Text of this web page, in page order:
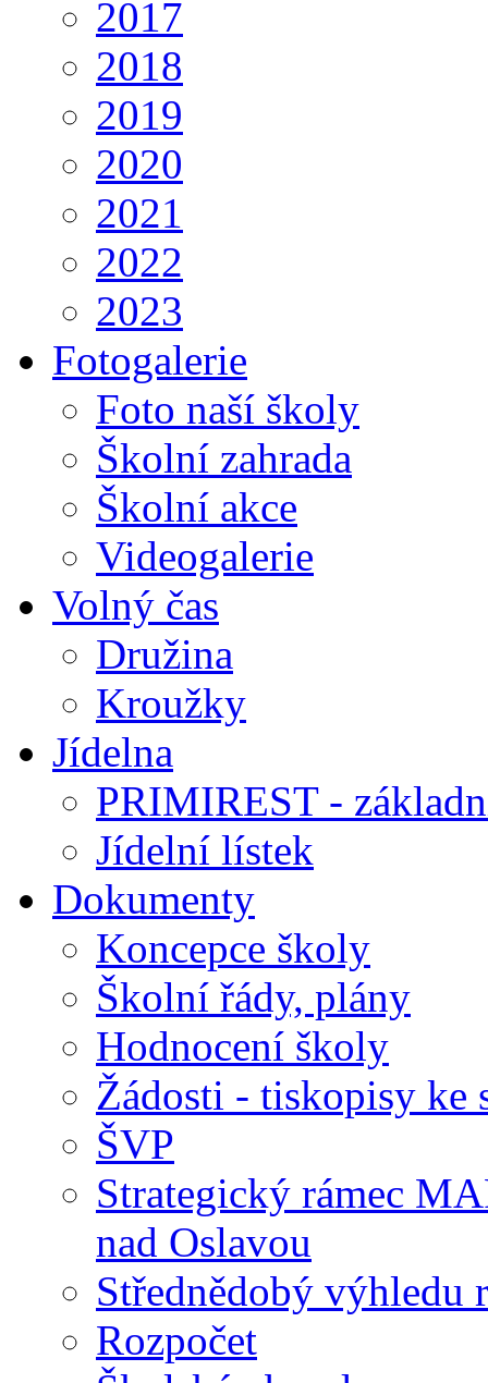
2017
2018
2019
2020
2021
2022
2023
Fotogalerie
Foto naší školy
Školní zahrada
Školní akce
Videogalerie
Volný čas
Družina
Kroužky
Jídelna
PRIMIREST -
Jídelní lístek
Dokumenty
Koncepce školy
Školní řády, plány
Hodnocení školy
Žádosti - tiskopisy ke
ŠVP
Strategický rámec
nad Oslavou
Střednědobý výhledu
Rozpočet